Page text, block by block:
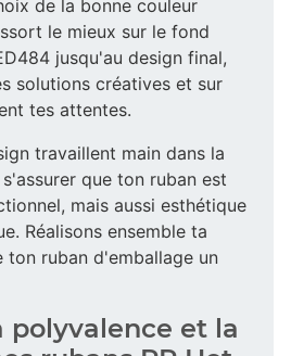
de la bonne couleur
le mieux sur le fond
jusqu'au design final,
solutions créatives et sur
tes attentes.
travaillent main dans la
que ton ruban est
mais aussi esthétique
Réalisons ensemble ta
ton ruban d'emballage un
polyvalence et la